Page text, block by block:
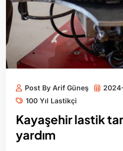
Post By Arif Güneş
100 Yıl Lastikçi
Kayaşehir lastik
yardım